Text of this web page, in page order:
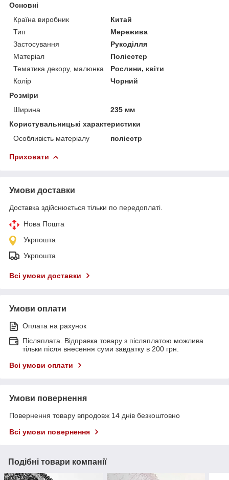
Основні
Країна виробник
Китай
Тип
Мережива
Застосування
Рукоділля
Матеріал
Поліестер
Тематика декору, малюнка
Рослини, квіти
Колір
Чорний
Розміри
Ширина
235 мм
Користувальницькі характеристики
Особливість матеріалу
поліестр
Приховати
Умови доставки
Доставка здійснюється тільки по передоплаті.
Нова Пошта
Укрпошта
Укрпошта
Всі умови доставки
Умови оплати
Оплата на рахунок
Післяплата. Відправка товару з післяплатою можлива
тільки після внесення суми завдатку в 200 грн.
Всі умови оплати
Умови повернення
Повернення товару впродовж 14 днів безкоштовно
Всі умови повернення
Подібні товари компанії